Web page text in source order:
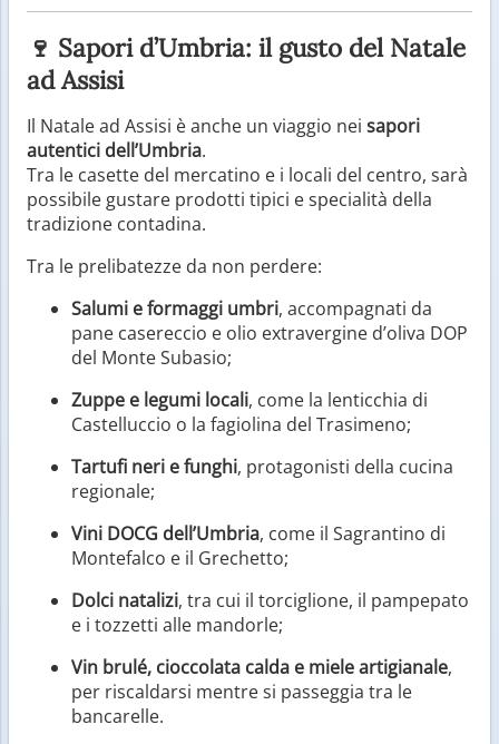
🍷 Sapori d’Umbria: il gusto del Natale
ad Assisi
Il Natale ad Assisi è anche un viaggio nei sapori
autentici dell’Umbria.
Tra le casette del mercatino e i locali del centro, sarà
possibile gustare prodotti tipici e specialità della
tradizione contadina.
Tra le prelibatezze da non perdere:
Salumi e formaggi umbri, accompagnati da
pane casereccio e olio extravergine d’oliva DOP
del Monte Subasio;
Zuppe e legumi locali, come la lenticchia di
Castelluccio o la fagiolina del Trasimeno;
Tartufi neri e funghi, protagonisti della cucina
regionale;
Vini DOCG dell’Umbria, come il Sagrantino di
Montefalco e il Grechetto;
Dolci natalizi, tra cui il torciglione, il pampepato
e i tozzetti alle mandorle;
Vin brulé, cioccolata calda e miele artigianale,
per riscaldarsi mentre si passeggia tra le
bancarelle.